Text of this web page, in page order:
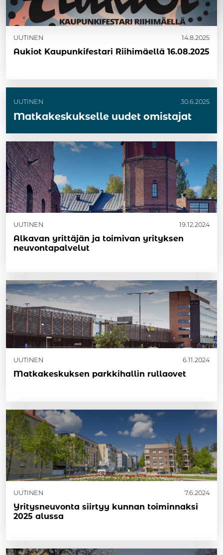
UUTINEN 14.8.2025
Aukiot Kaupunkifestari Riihimäellä 16.08.2025
UUTINEN 30.6.2025
Matkakeskukselle uudet omistajat
UUTINEN 19.12.2024
Alkavan yrittäjän ja toimivan yrityksen
neuvontapalvelut
UUTINEN 6.11.2024
Matkakeskuksen parkkihallin rullaovet
UUTINEN 7.6.2024
Yritysneuvonta siirtyy kunnan toiminnaksi
2025 alussa